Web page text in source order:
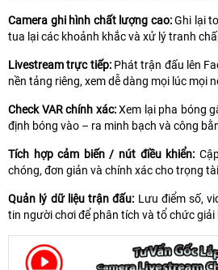
Camera ghi hình chất lượng cao:Ghi lại
tua lại các khoảnh khắc và xử lý tranh
Livestream trực tiếp:Phát trận đấu lên
nền tảng riêng, xem dễ dàng mọi lúc mọi
Check VAR chính xác:Xem lại pha bóng
định bóng vào – ra minh bạch và công
Tích hợp cảm biến / nút điều khiển:
chóng, đơn giản và chính xác cho trọng
Quản lý dữ liệu trận đấu: Lưu điểm số,
tin người chơi để phân tích và tổ chức giải